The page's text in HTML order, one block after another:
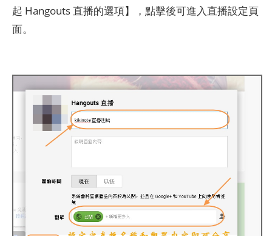
起 Hangouts 直播的選項】，點擊後可進入直播設定頁
面。